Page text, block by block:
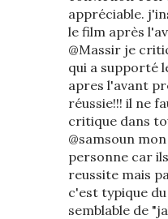
appréciable.
le film après
@Massir je
qui a supporté
apres l'avant
réussie!!! il ne
critique dans
@samsoun
personne car
reussite mais
c'est typique
semblable de